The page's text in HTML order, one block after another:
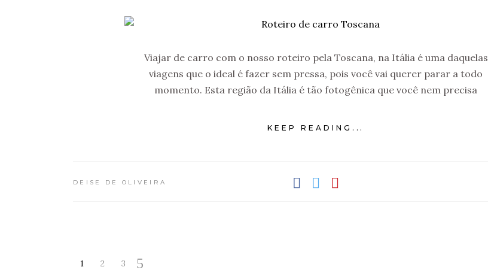
Viajar de carro com o nosso roteiro pela Toscana, na Itália é uma daquelas
viagens que o ideal é fazer sem pressa, pois você vai querer parar a todo
momento. Esta região da Itália é tão fotogênica que você nem precisa
KEEP READING...
DEISE DE OLIVEIRA
1 2 3